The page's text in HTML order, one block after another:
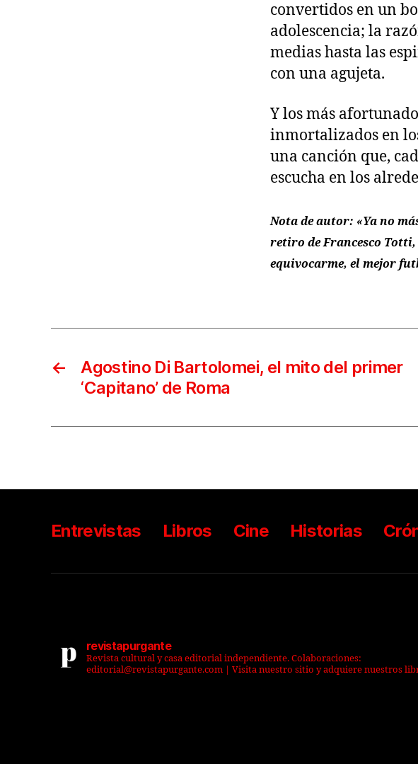
convertidos en un
adolescencia; la
medias hasta las
con una agujeta.
Y los más
inmortalizados en
una canción que,
escucha en los
Nota de autor: «Ya no
retiro de Francesco Totti,
equivocarme, el mejor
←
Agostino Di Bartolomei, el mito del primer
‘Capitano’ de Roma
Entrevistas Libros Cine Historias
revistapurgante
Revista cultural y casa editorial independiente. Colaboraciones:
editorial@revistapurgante.com | Visita nuestro sitio y adquiere nuestros